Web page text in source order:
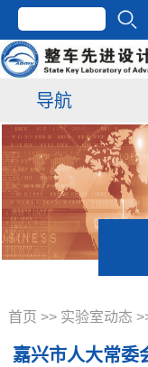
导航
首页 >> 实验室动态
嘉兴市人大常委